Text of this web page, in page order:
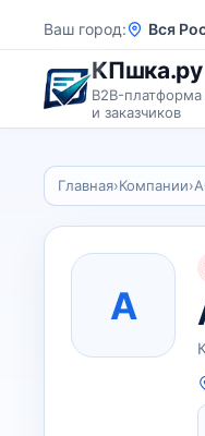
Ваш город Вся
КПшка.ру
B2B-
и заказчиков
Главная›Компании›
А